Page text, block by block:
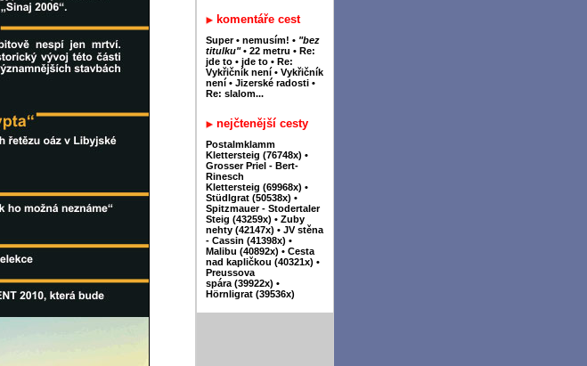
komentáře cest
Super • nemusím! • "bez
titulku" • 22 metru • Re:
jde to • jde to • Re:
Vykřičník není • Vykřičník
není • Jizerské radosti •
Re: slalom...
nejčtenější cesty
Postalmklamm
Klettersteig (76748x) •
Grosser Priel - Bert-
Rinesch
Klettersteig (69968x) •
Stüdlgrat (50538x) •
Spitzmauer - Stodertaler
Steig (43259x) • Zuby
nehty (42147x) • JV stěna
- Cassin (41398x) •
Malibu (40892x) • Cesta
nad kapličkou (40321x) •
Preussova
spára (39922x) •
Hörnligrat (39536x)